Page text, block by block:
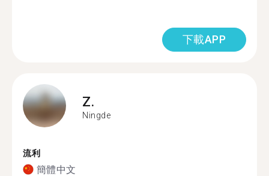
下載APP
Z.
Ningde
流利
簡體中文